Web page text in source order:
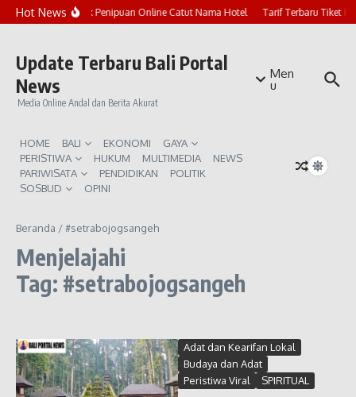
Lewati ke konten
Hot NewsMarak Penipuan Online Catut Nama Hotel Tarif Terbaru Tiket
Update Terbaru Bali Portal
News
Media Online Andal dan Berita Akurat
Men
u
HOME BALI EKONOMI
GAYA
PERISTIWA
HUKUM MULTIMEDIA
NEWS
PARIWISATA
PENDIDIKAN
POLITIK
SOSBUD
OPINI
Beranda /#setrabojogsangeh
Menjelajahi
Tag: #setrabojogsangeh
Adat dan Kearifan Lokal
Budaya dan Adat
Peristiwa Viral
SPIRITUAL